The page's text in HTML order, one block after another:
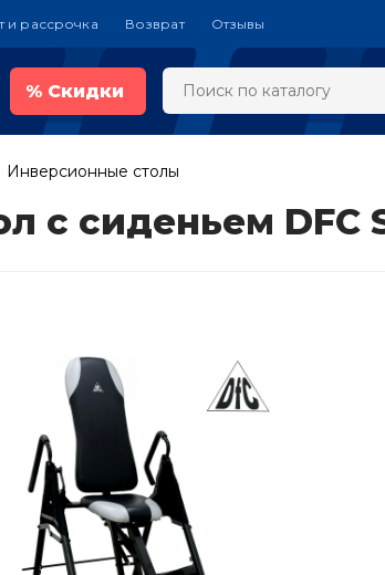
и рассрочка Возврат Отзывы
% Скидки
Инверсионные столы
с сиденьем DFC